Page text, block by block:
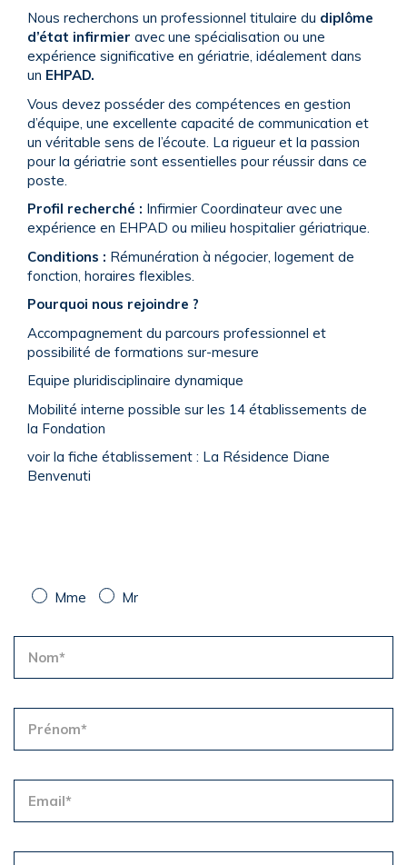
Nous recherchons un professionnel titulaire du diplôme
d’état infirmier avec une spécialisation ou une
expérience significative en gériatrie, idéalement dans
un EHPAD.
Vous devez posséder des compétences en gestion
d’équipe, une excellente capacité de communication et
un véritable sens de l’écoute. La rigueur et la passion
pour la gériatrie sont essentielles pour réussir dans ce
poste.
Profil recherché : Infirmier Coordinateur avec une
expérience en EHPAD ou milieu hospitalier gériatrique.
Conditions : Rémunération à négocier, logement de
fonction, horaires flexibles.
Pourquoi nous rejoindre ?
Accompagnement du parcours professionnel et
possibilité de formations sur-mesure
Equipe pluridisciplinaire dynamique
Mobilité interne possible sur les 14 établissements de
la Fondation
voir la fiche établissement : La Résidence Diane
Benvenuti
Mme Mr